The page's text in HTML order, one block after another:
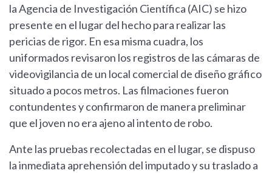
la Agencia de Investigación Científica (AIC) se hizo
presente en el lugar del hecho para realizar las
pericias de rigor. En esa misma cuadra, los
uniformados revisaron los registros de las cámaras de
videovigilancia de un local comercial de diseño gráfico
situado a pocos metros. Las filmaciones fueron
contundentes y confirmaron de manera preliminar
que el joven no era ajeno al intento de robo.
Ante las pruebas recolectadas en el lugar, se dispuso
la inmediata aprehensión del imputado y su traslado a